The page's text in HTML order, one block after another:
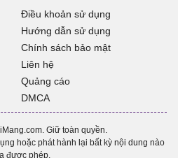
Điều khoản sử dụng
Hướng dẫn sử dụng
Chính sách bảo mật
Liên hệ
Quảng cáo
DMCA
Giữ toàn quyền.
hoặc phát hành lại bất kỳ nội dung nào
được phép.